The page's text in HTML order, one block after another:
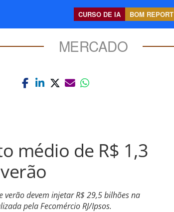
CURSO DE IA BOM REPORT
MERCADO
médio de R$ 1,3
devem injetar R$ 29,5 bilhões na
pela Fecomércio RJ/Ipsos.